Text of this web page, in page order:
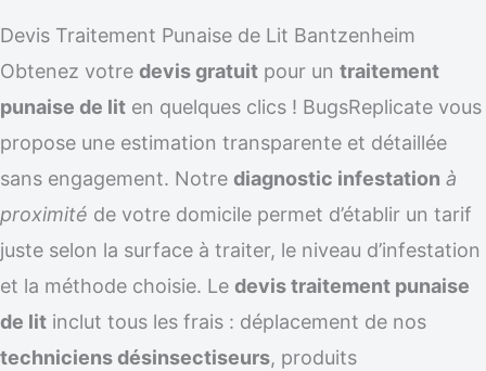
Devis Traitement Punaise de Lit Bantzenheim
Obtenez votre devis gratuit pour un traitement
punaise de lit en quelques clics ! BugsReplicate vous
propose une estimation transparente et détaillée
sans engagement. Notre diagnostic infestation à
proximité de votre domicile permet d’établir un tarif
juste selon la surface à traiter, le niveau d’infestation
et la méthode choisie. Le devis traitement punaise
de lit inclut tous les frais : déplacement de nos
techniciens désinsectiseurs, produits